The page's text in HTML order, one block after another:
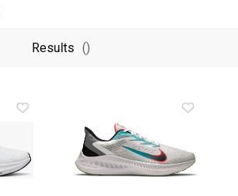
Results ()
wishlist
Add to
wishlist